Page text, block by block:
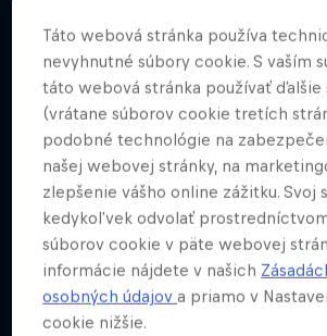
Fotogaléria z Red Bull
78 Fotky
TRAILOVÝ BEH
Táto webová stránka používa
nevyhnutné súbory cookie. S vaším
táto webová stránka používať ďalšie
(vrátane súborov cookie tretích
podobné technológie na
našej webovej stránky, na
zlepšenie vášho online zážitku. Svoj
kedykoľvek odvolať
súborov cookie v päte webovej
informácie nájdete v našich
osobných údajova priamo v
cookie nižšie.